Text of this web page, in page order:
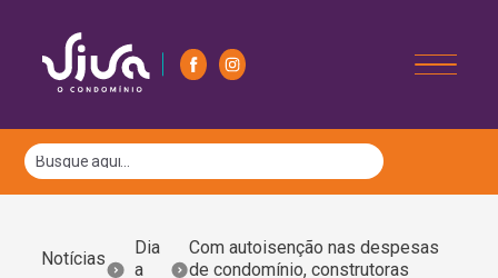
Notícias
Dia
a
Com autoisenção nas despesas
de condomínio, construtoras